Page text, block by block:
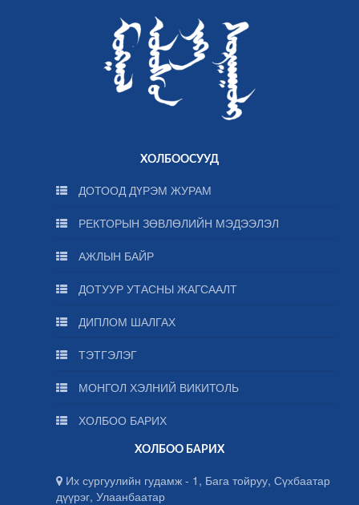
ХОЛБООСУУД
ДОТООД ДҮРЭМ ЖУРАМ
РЕКТОРЫН ЗӨВЛӨЛИЙН МЭДЭЭЛЭЛ
АЖЛЫН БАЙР
ДОТУУР УТАСНЫ ЖАГСААЛТ
ДИПЛОМ ШАЛГАХ
ТЭТГЭЛЭГ
МОНГОЛ ХЭЛНИЙ ВИКИТОЛЬ
ХОЛБОО БАРИХ
ХОЛБОО БАРИХ
Их сургуулийн гудамж - 1, Бага тойруу, Сүхбаатар
дүүрэг, Улаанбаатар